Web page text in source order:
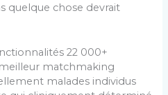
quelque chose devrait
22 000+
matchmaking
malades individus